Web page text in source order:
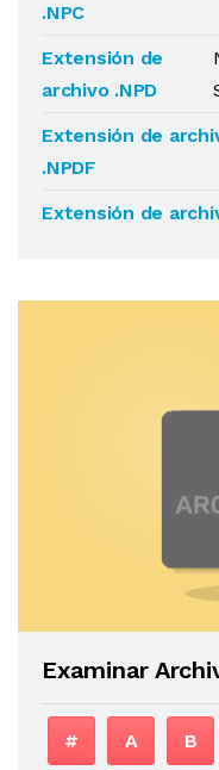
.NPC
Extensión de
archivo .NPD
Extensión de
.NPDF
Extensión de
Examinar
# A B